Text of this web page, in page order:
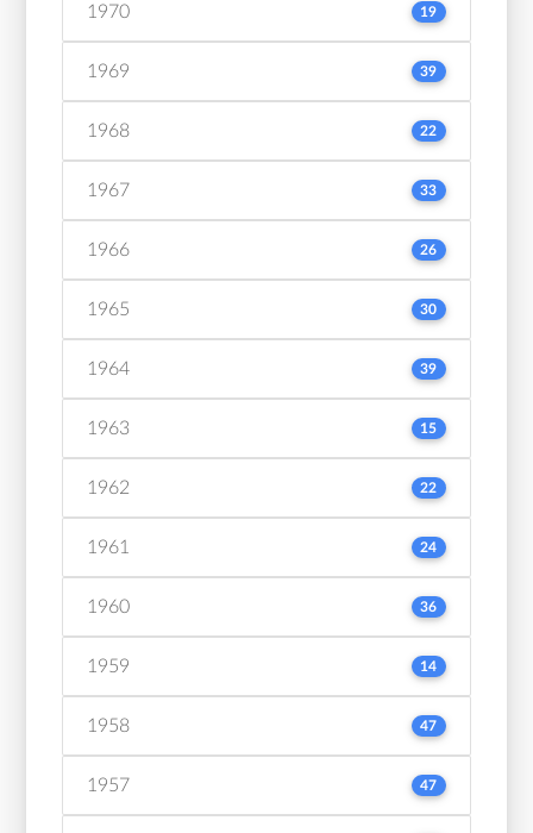
1970 19
1969 39
1968 22
1967 33
1966 26
1965 30
1964 39
1963 15
1962 22
1961 24
1960 36
1959 14
1958 47
1957 47